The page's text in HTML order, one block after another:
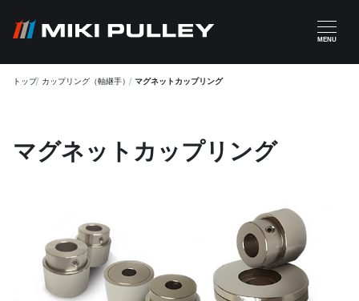
MENU
トップ カップリング（軸継手） マグネットカップリング
マグネットカップリング